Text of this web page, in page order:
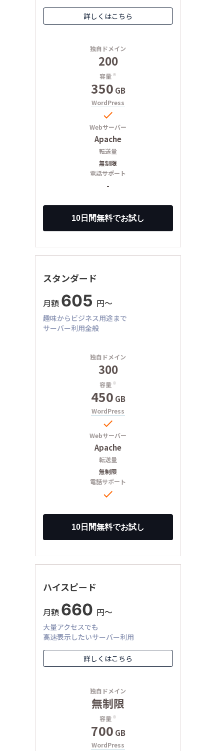
詳しくはこちら
独自ドメイン
200
容量 ※
350 GB
WordPress

Webサーバー
Apache
転送量
無制限
電話サポート
-
スタンダード
月額 605 円〜
趣味からビジネス用途まで
サーバー利用全般
独自ドメイン
300
容量 ※
450 GB
WordPress

Webサーバー
Apache
転送量
無制限
電話サポート

ハイスピード
月額 660 円〜
大量アクセスでも
高速表示したいサーバー利用
詳しくはこちら
独自ドメイン
無制限
容量 ※
700 GB
WordPress